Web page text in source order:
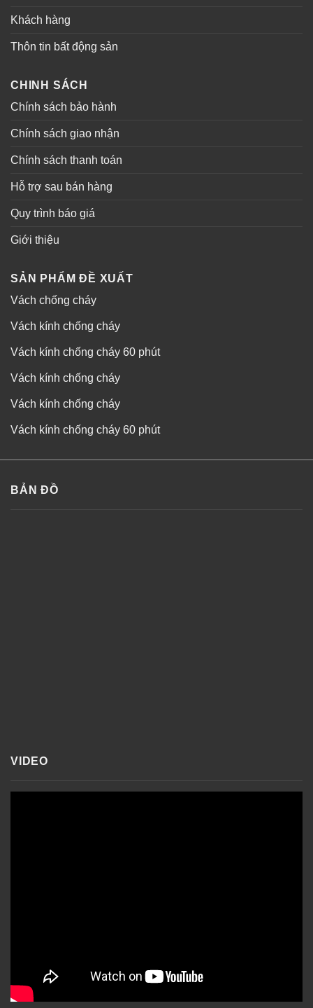
Khách hàng
Thôn tin bất động sản
CHINH SÁCH
Chính sách bảo hành
Chính sách giao nhận
Chính sách thanh toán
Hỗ trợ sau bán hàng
Quy trình báo giá
Giới thiệu
SẢN PHẨM ĐỀ XUẤT
Vách chống cháy
Vách kính chống cháy
Vách kính chống cháy 60 phút
Vách kính chống cháy
Vách kính chống cháy
Vách kính chống cháy 60 phút
BẢN ĐỒ
VIDEO